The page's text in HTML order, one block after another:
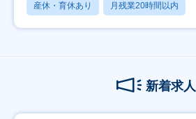
産休・育休あり 月残業20時間以内
新着求人